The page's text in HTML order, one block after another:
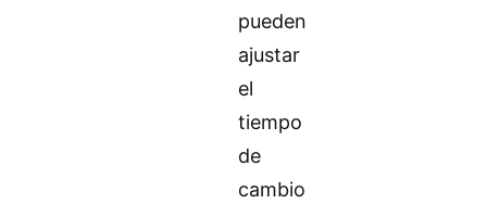
pueden
ajustar
el
tiempo
de
cambio